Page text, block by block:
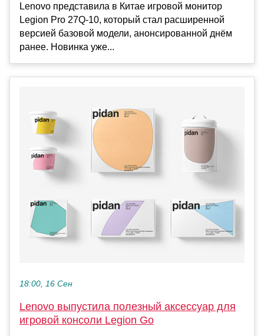
Lenovo представила в Китае игровой монитор
Legion Pro 27Q-10, который стал расширенной
версией базовой модели, анонсированной днём
ранее. Новинка уже...
18:00, 16 Сен
Lenovo выпустила полезный аксессуар для
игровой консоли Legion Go